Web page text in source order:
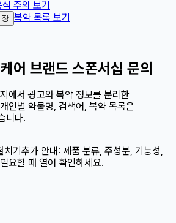
식 주의 보기
복약 목록 보기
어 브랜드 스폰서십 문의
에서 광고와 복약 정보를 분리한
인별 약물명, 검색어, 복약 목록은
니다.
기 추가 안내: 제품 분류, 주성분, 기능성,
요할 때 열어 확인하세요.